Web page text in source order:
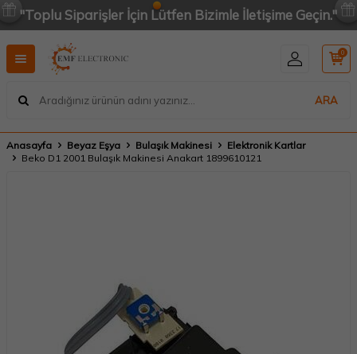
"Toplu Siparişler İçin Lütfen Bizimle İletişime Geçin."
ARA
0
Anasayfa Beyaz Eşya Bulaşık Makinesi
Elektronik Kartlar
Beko D1 2001 Bulaşık Makinesi Anakart 1899610121